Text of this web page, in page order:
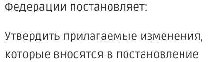
Федерации постановляет:
Утвердить прилагаемые изменения,
которые вносятся в постановление